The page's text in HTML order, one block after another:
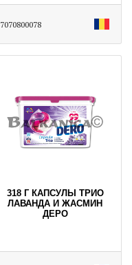
7070800078
318 Г КАПСУЛЫ ТРИО
ЛАВАНДА И ЖАСМИН
ДЕРО